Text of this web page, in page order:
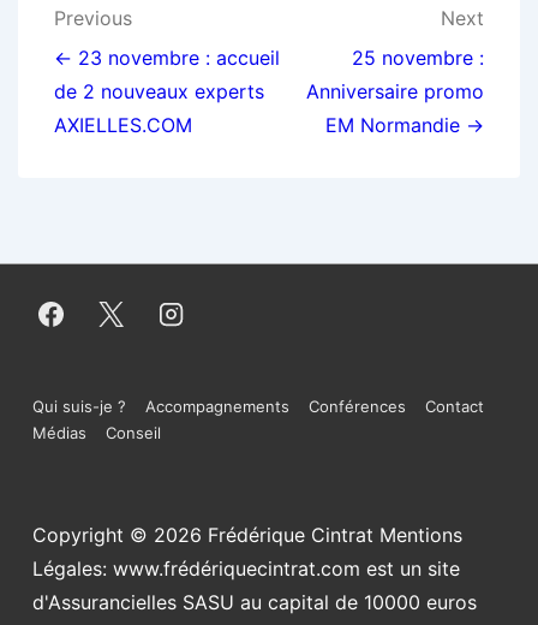
Navigation
de
l’article
Previous
← 23 novembre : accueil
de 2 nouveaux experts
AXIELLES.COM
Next
25 novembre :
Anniversaire promo
EM Normandie →
Menu
de
page
Qui suis-je ? Accompagnements Conférences
Contact
Médias
Conseil
Copyright © 2026 Frédérique Cintrat Mentions
Légales: www.frédériquecintrat.com est un site
d'Assurancielles SASU au capital de 10000 euros